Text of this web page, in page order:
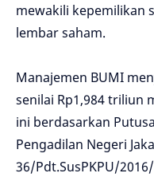
mewakili kepemilikan
lembar saham.
Manajemen BUMI
senilai Rp1,984 triliun
ini berdasarkan
Pengadilan Negeri
36/Pdt.SusPKPU/